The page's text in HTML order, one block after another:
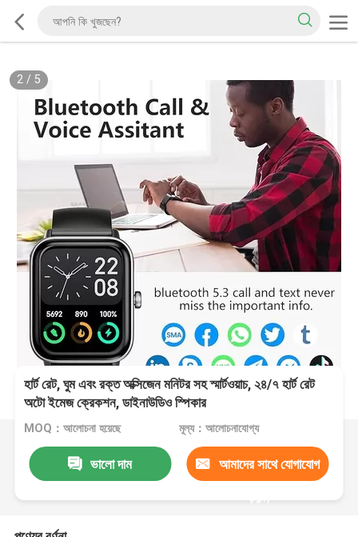
2/ 5
হার্ট রেট, ঘুম এবং রক্ত অক্সিজেন মনিটর সহ স্মার্টওয়াচ, ২৪/৭ হার্ট রেট
অটো ইমেজ ক্রেকশন, ডাইনাউডিও স্পিকার
MOQ：আলোচনা হয়েছে মূল্য：আলোচনাযোগ্য
ভালো দাম আমাদের সাথে যোগাযোগ
করুন